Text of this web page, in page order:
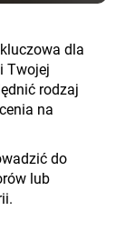
dla
Twojej
rodzaj
na
do
lub